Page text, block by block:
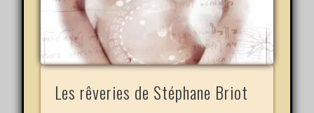
Les rêveries de Stéphane Briot